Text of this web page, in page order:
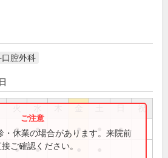
口腔外科
祝
● ● ● ●
● ●
・休業の場合があります。来院前
ご確認ください。